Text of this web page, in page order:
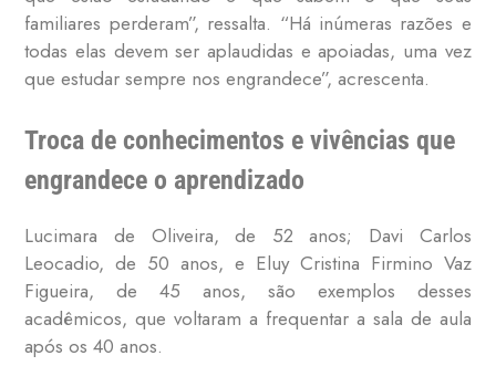
familiares perderam”, ressalta. “Há inúmeras razões e
todas elas devem ser aplaudidas e apoiadas, uma vez
que estudar sempre nos engrandece”, acrescenta.
Troca de conhecimentos e vivências que
engrandece o aprendizado
Lucimara de Oliveira, de 52 anos; Davi Carlos
Leocadio, de 50 anos, e Eluy Cristina Firmino Vaz
Figueira, de 45 anos, são exemplos desses
acadêmicos, que voltaram a frequentar a sala de aula
após os 40 anos.